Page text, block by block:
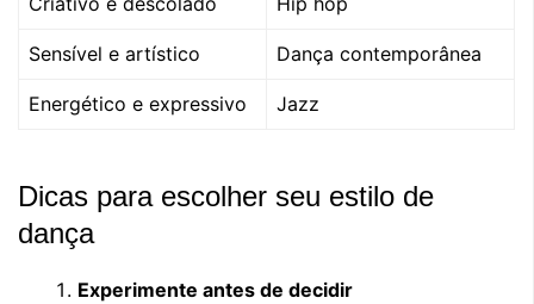
Sensível e artístico Dança contemporânea
Energético e expressivo Jazz
Dicas para escolher seu estilo de
dança
Experimente antes de decidir